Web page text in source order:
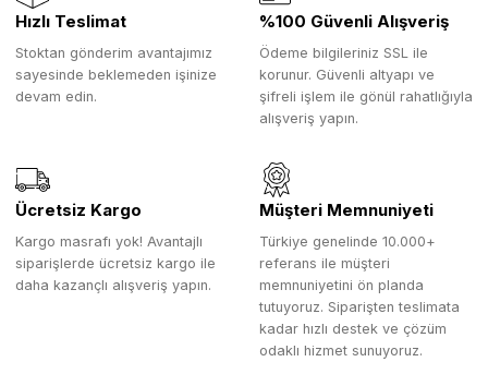
Hızlı Teslimat
Stoktan gönderim avantajımız
sayesinde beklemeden işinize
devam edin.
%100 Güvenli Alışveriş
Ödeme bilgileriniz SSL ile
korunur. Güvenli altyapı ve
şifreli işlem ile gönül rahatlığıyla
alışveriş yapın.
Ücretsiz Kargo
Kargo masrafı yok! Avantajlı
siparişlerde ücretsiz kargo ile
daha kazançlı alışveriş yapın.
Müşteri Memnuniyeti
Türkiye genelinde 10.000+
referans ile müşteri
memnuniyetini ön planda
tutuyoruz. Siparişten teslimata
kadar hızlı destek ve çözüm
odaklı hizmet sunuyoruz.